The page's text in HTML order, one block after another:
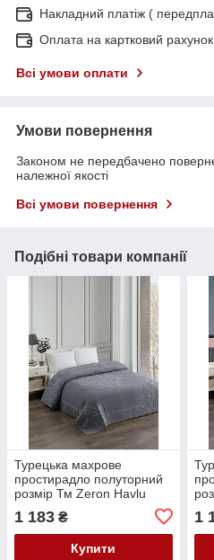
Накладний платіж (
Оплата на картковий
Всі умови оплати
Умови повернення
Законом не передбачено
належної якості
Всі умови повернення
Подібні товари компанії
Турецька махрове
простирадло полуторний
розмір Тм Zeron Нavlu
1 183 ₴
Купити
1